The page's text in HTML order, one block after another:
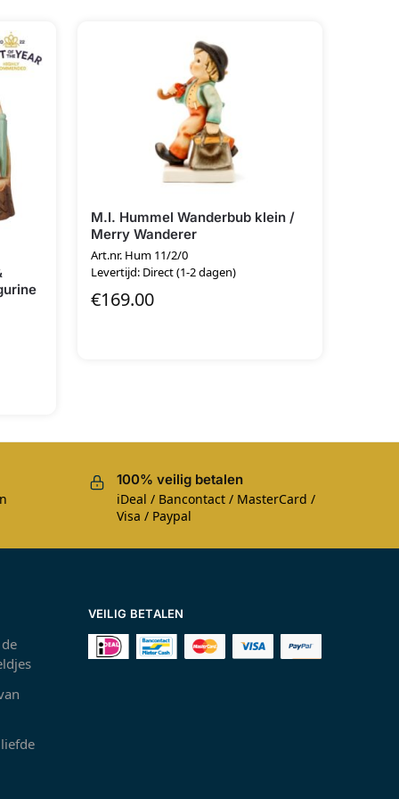
M.I. Hummel Wanderbub klein /
Merry Wanderer
Art.nr. Hum 11/2/0
Levertijd: Direct (1-2 dagen)
€169.00
100% veilig betalen
iDeal / Bancontact / MasterCard /
Visa / Paypal
VEILIG BETALEN